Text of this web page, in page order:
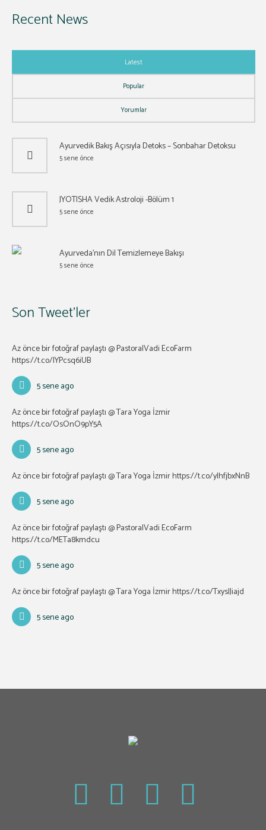
Recent News
Latest
Popular
Yorumlar
Ayurvedik Bakış Açısıyla Detoks – Sonbahar Detoksu
5 sene önce
JYOTISHA Vedik Astroloji -Bölüm 1
5 sene önce
Ayurveda’nın Dil Temizlemeye Bakışı
5 sene önce
Son Tweet’ler
Az önce bir fotoğraf paylaştı @ PastoralVadi EcoFarm
https://t.co/lYPcsq6iUB
5 sene ago
Az önce bir fotoğraf paylaştı @ Tara Yoga İzmir
https://t.co/OsOnO9pY5A
5 sene ago
Az önce bir fotoğraf paylaştı @ Tara Yoga İzmirhttps://t.co/ylhfjbxNnB
5 sene ago
Az önce bir fotoğraf paylaştı @ PastoralVadi EcoFarm
https://t.co/METa8kmdcu
5 sene ago
Az önce bir fotoğraf paylaştı @ Tara Yoga İzmirhttps://t.co/TxyslJiajd
5 sene ago